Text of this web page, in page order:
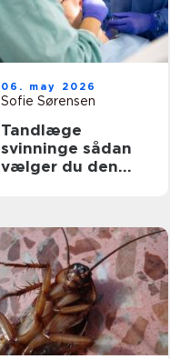
06. may 2026
Sofie Sørensen
Tandlæge
svinninge sådan
vælger du den